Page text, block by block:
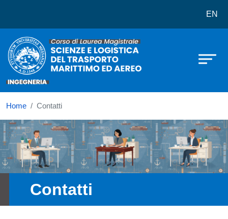
Corso di laurea in Scienze e EN
Home Contatti
Immagine
Contatti